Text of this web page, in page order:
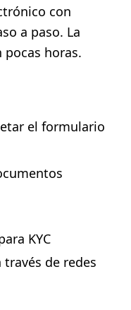
con
a paso. La
pocas horas.
el formulario
KYC
de redes